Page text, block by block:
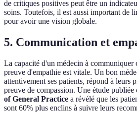
de critiques positives peut être un
soins. Toutefois, il est aussi important de
pour avoir une vision globale.
5. Communication et
La capacité d'un médecin à communiquer
preuve d'empathie est vitale. Un bon
attentivement ses patients, répond à leurs
preuve de compassion. Une étude publiée
of General Practice a révélé que les
sont 60% plus enclins à suivre leurs